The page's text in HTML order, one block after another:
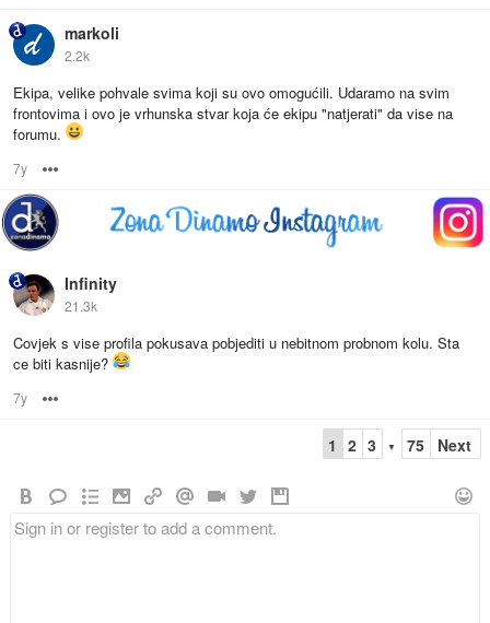
markoli
2.2k
Ekipa, velike pohvale svima koji su ovo omogućili. Udaramo na svim
frontovima i ovo je vrhunska stvar koja će ekipu "natjerati" da vise na
forumu.
7y
Infinity
21.3k
Covjek s vise profila pokusava pobjediti u nebitnom probnom kolu. Sta
ce biti kasnije?
7y
1 2 3 ▼ 75 Next